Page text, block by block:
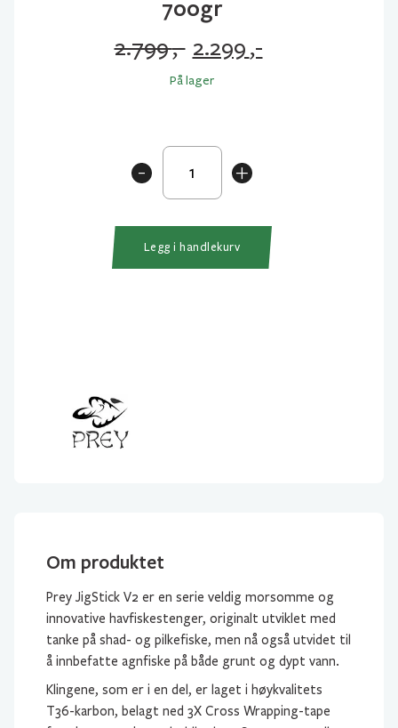
700gr
2.799,- Opprinnelig
pris
2.799 ,-.
2.299,-
Nåværende
pris
2.299 ,-.
På lager
+
Jig
Stick
Trigger
-
Legg i handlekurv
Om produktet
Prey JigStick V2 er en serie veldig morsomme og
innovative havfiskestenger, originalt utviklet med
tanke på shad- og pilkefiske, men nå også utvidet til
å innbefatte agnfiske på både grunt og dypt vann.
Klingene, som er i en del, er laget i høykvalitets
T36-karbon, belagt ned 3X Cross Wrapping-tape